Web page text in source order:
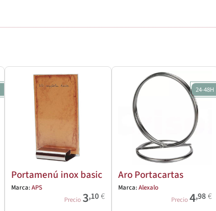
Portamenú inox basic
Marca:APS
Precio 3,10€
24-48H
Aro Portacartas
Marca:Alexalo
Precio4,98€